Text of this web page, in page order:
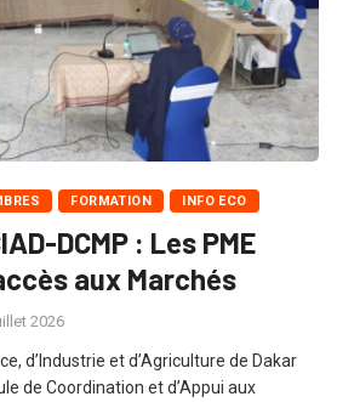
FORMATION INFO ECO
DCMP : Les PME
aux Marchés
2026
d’Industrie et d’Agriculture de Dakar
de Coordination et d’Appui aux